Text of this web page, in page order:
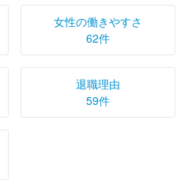
女性の働きやすさ
62件
退職理由
59件